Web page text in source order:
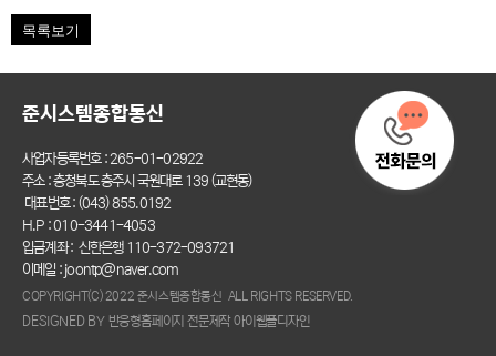
목록보기
준시스템종합통신
사업자등록번호 : 265-01-02922
주소 : 충청북도 충주시 국원대로 139 (교현동)
대표번호 : (043) 855.0192
H.P : 010-3441-4053
입금계좌 : 신한은행 110-372-093721
이메일 : joontp@naver.com
COPYRIGHT(C) 2022 준시스템종합통신 ALL RIGHTS RESERVED.
DESIGNED BY 반응형홈페이지 전문제작 아이웹플디자인